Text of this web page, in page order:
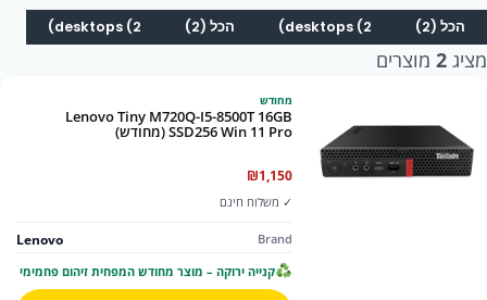
הכל (2) desktops (2) הכל (2) desktops (2)
מציג 2 מוצרים
מחודש
Lenovo Tiny M720Q-I5-8500T 16GB
SSD256 Win 11 Pro (מחודש)
₪1,150
✓ משלוח חינם
Brand
Lenovo
קנייה ירוקה – מוצר מחודש המפחית זיהום פחמימי